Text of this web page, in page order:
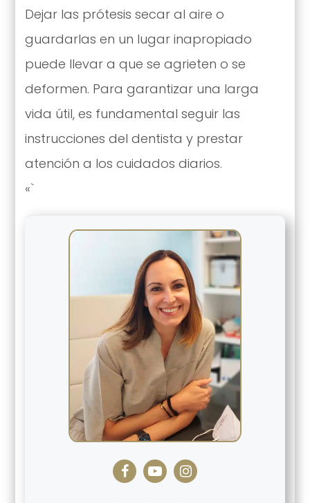
Dejar las prótesis secar al aire o
guardarlas en un lugar inapropiado
puede llevar a que se agrieten o se
deformen. Para garantizar una larga
vida útil, es fundamental seguir las
instrucciones del dentista y prestar
atención a los cuidados diarios.
«`